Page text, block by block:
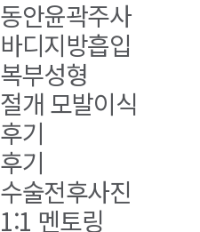
동안윤곽주사
바디지방흡입
복부성형
절개 모발이식
후기
후기
수술전후사진
1:1 멘토링